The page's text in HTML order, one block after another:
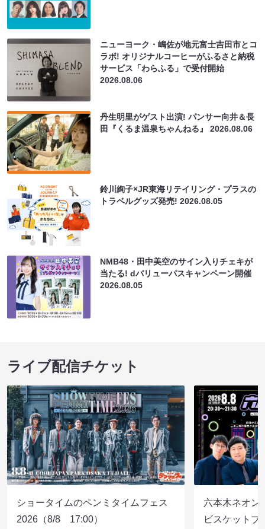
ニューヨーク・嶋佐が地元富士吉田市とコ
ラボ! オリジナルコーヒーがふるさと納税
サービス「わらふる」で受付開始
2026.08.06
丹生明里がゲスト出演! パンサー向井＆長
田『くるま温泉ちゃんねる』2026.08.06
鈴川絢子×JR東海リテイリング・プラスの
トラベルグッズ発売!2026.08.05
NMB48・田中美空のサイン入りチェキが
当たる! dバリューパスキャンペーン開催
2026.08.05
ライブ配信チケット
ショータイムのペンミタイムフェス
2026（8/8 17:00）
六本木ネオン
ビスケットブ